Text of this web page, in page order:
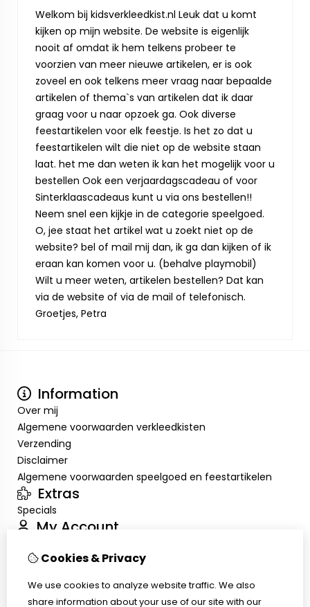
Welkom bij kidsverkleedkist.nl Leuk dat u komt
kijken op mijn website. De website is eigenlijk
nooit af omdat ik hem telkens probeer te
voorzien van meer nieuwe artikelen, er is ook
zoveel en ook telkens meer vraag naar bepaalde
artikelen of thema`s van artikelen dat ik daar
graag voor u naar opzoek ga. Ook diverse
feestartikelen voor elk feestje. Is het zo dat u
feestartikelen wilt die niet op de website staan
laat. het me dan weten ik kan het mogelijk voor u
bestellen Ook een verjaardagscadeau of voor
Sinterklaascadeaus kunt u via ons bestellen!!
Neem snel een kijkje in de categorie speelgoed.
O, jee staat het artikel wat u zoekt niet op de
website? bel of mail mij dan, ik ga dan kijken of ik
eraan kan komen voor u. (behalve playmobil)
Wilt u meer weten, artikelen bestellen? Dat kan
via de website of via de mail of telefonisch.
Groetjes, Petra
Information
Over mij
Algemene voorwaarden verkleedkisten
Verzending
Disclaimer
Algemene voorwaarden speelgoed en feestartikelen
Extras
Specials
My Account
Order History
Customer Service
Cookies & Privacy
We use cookies to analyze website traffic. We also
share information about your use of our site with our